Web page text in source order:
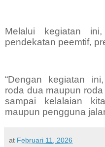
Melalui kegiatan
pendekatan peemtif,
“Dengan kegiatan
roda dua maupun
sampai kelalaian
maupun pengguna
at Februari 11, 2026